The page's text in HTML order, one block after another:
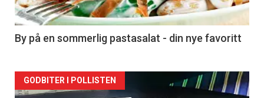
-
5
By på en sommerlig pastasalat - din nye favoritt
Forsiden
GODBITER I POLLISTEN